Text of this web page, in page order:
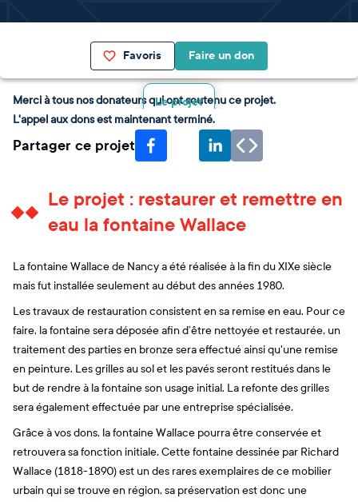
Favoris Faire un don
Le projet
Merci à tous nos donateurs qui ont soutenu ce projet.
L'appel aux dons est maintenant terminé.
Partager ce projet
Le projet : restaurer et remettre en
eau la fontaine Wallace
La fontaine Wallace de Nancy a été réalisée à la fin du XIXe siècle
mais fut installée seulement au début des années 1980.
Les travaux de restauration consistent en sa remise en eau. Pour ce
faire, la fontaine sera déposée afin d’être nettoyée et restaurée, un
traitement des parties en bronze sera effectué ainsi qu'une remise
en peinture. Les grilles au sol et les pavés seront restitués dans le
but de rendre à la fontaine son usage initial. La refonte des grilles
sera également effectuée par une entreprise spécialisée.
Grâce à vos dons, la fontaine Wallace pourra être conservée et
retrouvera sa fonction initiale. Cette fontaine dessinée par Richard
Wallace (1818-1890) est un des rares exemplaires de ce mobilier
urbain qui se trouve en région, sa préservation est donc une